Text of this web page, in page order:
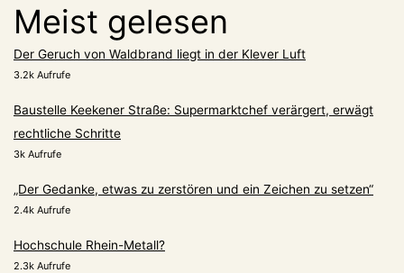
Meist gelesen
Der Geruch von Waldbrand liegt in der Klever Luft
3.2k Aufrufe
Baustelle Keekener Straße: Supermarktchef verärgert, erwägt
rechtliche Schritte
3k Aufrufe
„Der Gedanke, etwas zu zerstören und ein Zeichen zu setzen“
2.4k Aufrufe
Hochschule Rhein-Metall?
2.3k Aufrufe